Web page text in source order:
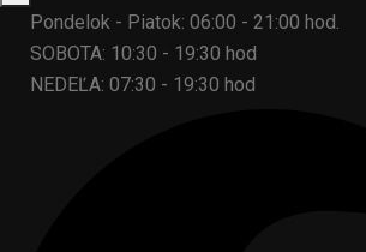
Pondelok - Piatok: 06:00 - 21:00 hod.
SOBOTA: 10:30 - 19:30 hod
NEDEĽA: 07:30 - 19:30 hod